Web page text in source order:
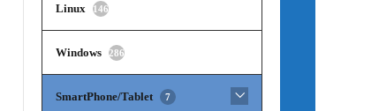
Linux 146
Windows 286
SmartPhone/Tablet 7